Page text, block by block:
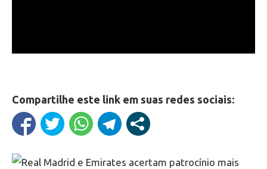
Compartilhe este link em suas redes sociais: